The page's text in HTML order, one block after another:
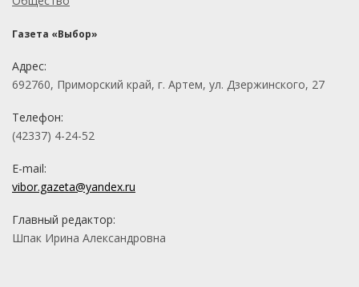
Газета «Выбор»
Адрес:
692760, Приморский край, г. Артем, ул. Дзержинского, 27
Телефон:
(42337) 4-24-52
E-mail:
vibor.gazeta@yandex.ru
Главный редактор:
Шпак Ирина Александровна